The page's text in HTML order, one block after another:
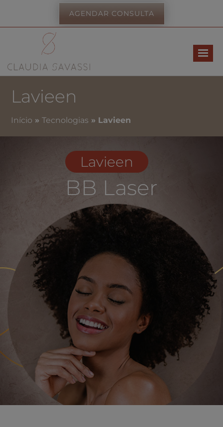
AGENDAR CONSULTA
Lavieen
Início » Tecnologias » Lavieen
Lavieen
BB Laser